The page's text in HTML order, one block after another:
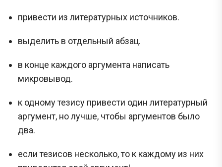
привести из литературных источников.
выделить в отдельный абзац.
в конце каждого аргумента написать
микровывод.
к одному тезису привести один литературный
аргумент, но лучше, чтобы аргументов было
два.
если тезисов несколько, то к каждому из них
Сливы ЕГЭ в Telegram
*
задания с Дальнего востока!